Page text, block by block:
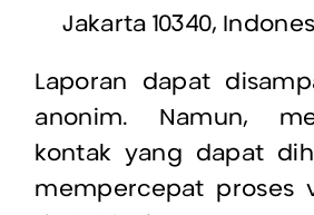
Jakarta 10340,
Laporan dapat
anonim. Namun,
kontak yang dapat
mempercepat proses